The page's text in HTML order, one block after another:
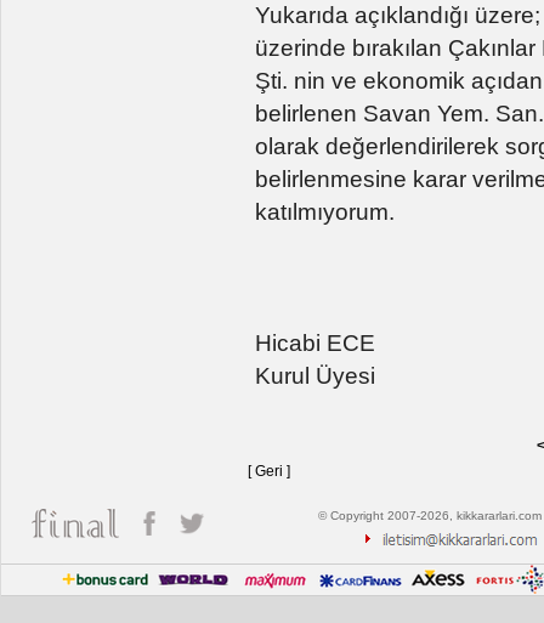
Yukarıda açıklandığı
üzerinde bırakılan
Şti. nin ve ekonomik
belirlenen Savan Yem.
olarak değerlendirilerek
belirlenmesine karar
katılmıyorum.
Hicabi ECE
Kurul Üyesi
[ Geri ]
© Copyright 2007-2026,